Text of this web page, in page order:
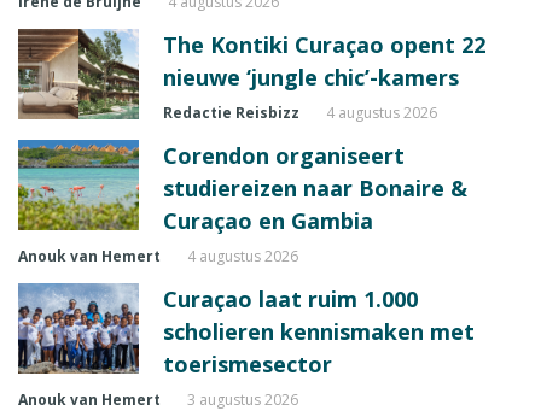
The Kontiki Curaçao opent 22
nieuwe ‘jungle chic’-kamers
Redactie Reisbizz 4 augustus 2026
Corendon organiseert
studiereizen naar Bonaire &
Curaçao en Gambia
Anouk van Hemert 4 augustus 2026
Curaçao laat ruim 1.000
scholieren kennismaken met
toerismesector
Anouk van Hemert 3 augustus 2026